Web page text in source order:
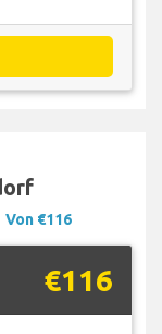
Von €116
€116